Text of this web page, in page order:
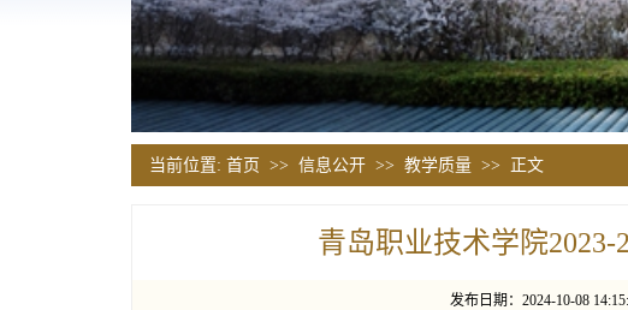
当前位置: 首页 >> 信息公开>> 教学质量>> 正文
青岛职业技术学院
发布日期：2024-10-08